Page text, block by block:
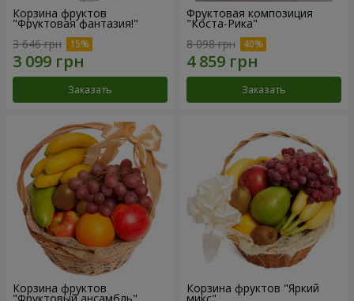
Корзина фруктов
"Фруктовая фантазия!"
3 646 грн
Заказать
Фруктовая композиция
"Коста-Рика"
8 098 грн
Заказать
Корзина фруктов
"Фруктовый ансамбль"
Корзина фруктов "Яркий
микс"